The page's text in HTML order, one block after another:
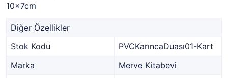
10x7cm
Diğer Özellikler
Stok Kodu
PVCKarıncaDuası01-Kart
Marka
Merve Kitabevi